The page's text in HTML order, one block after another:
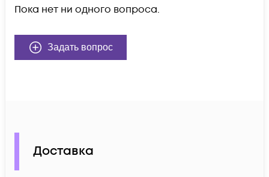
Пока нет ни одного вопроса.
Задать вопрос
Доставка